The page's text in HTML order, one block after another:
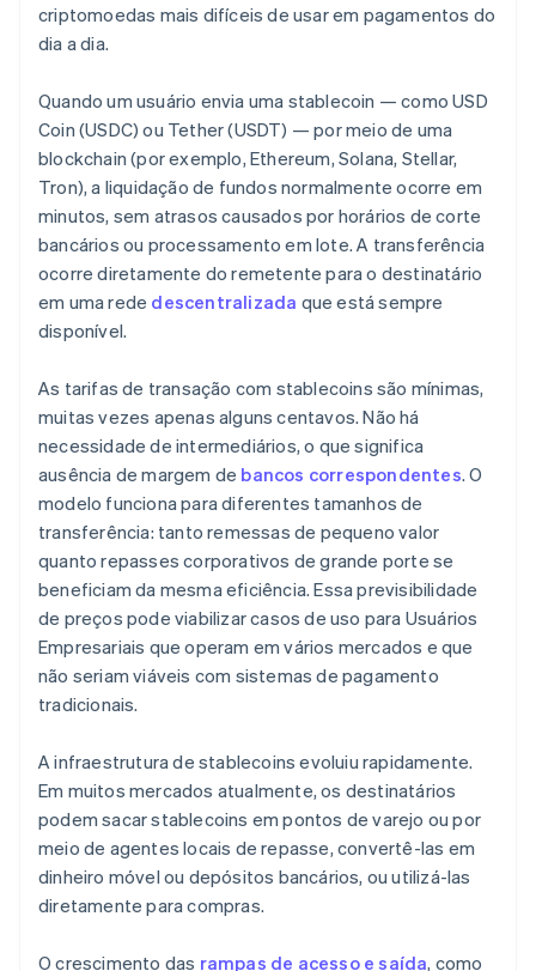
criptomoedas mais difíceis de usar em pagamentos do
dia a dia.
Quando um usuário envia uma stablecoin — como USD
Coin (USDC) ou Tether (USDT) — por meio de uma
blockchain (por exemplo, Ethereum, Solana, Stellar,
Tron), a liquidação de fundos normalmente ocorre em
minutos, sem atrasos causados por horários de corte
bancários ou processamento em lote. A transferência
ocorre diretamente do remetente para o destinatário
em uma rede descentralizada que está sempre
disponível.
As tarifas de transação com stablecoins são mínimas,
muitas vezes apenas alguns centavos. Não há
necessidade de intermediários, o que significa
ausência de margem de bancos correspondentes. O
modelo funciona para diferentes tamanhos de
transferência: tanto remessas de pequeno valor
quanto repasses corporativos de grande porte se
beneficiam da mesma eficiência. Essa previsibilidade
de preços pode viabilizar casos de uso para Usuários
Empresariais que operam em vários mercados e que
não seriam viáveis com sistemas de pagamento
tradicionais.
A infraestrutura de stablecoins evoluiu rapidamente.
Em muitos mercados atualmente, os destinatários
podem sacar stablecoins em pontos de varejo ou por
meio de agentes locais de repasse, convertê-las em
dinheiro móvel ou depósitos bancários, ou utilizá-las
diretamente para compras.
O crescimento das rampas de acesso e saída, como